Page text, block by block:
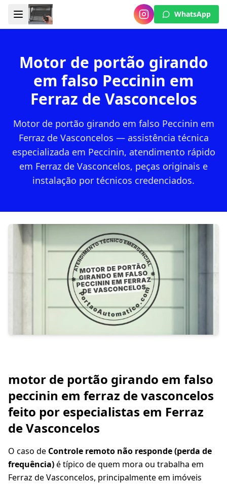
WhatsApp
Motor de portão girando
em falso Peccinin em
Ferraz de Vasconcelos
Motor de portão girando em falso Peccinin em
Ferraz de Vasconcelos — assistência técnica
especializada em Peccinin, atendimento rápido
em Ferraz de Vasconcelos, peças originais e
instalação por técnicos credenciados.
motor de portão girando em falso
peccinin em ferraz de vasconcelos
feito por especialistas em Ferraz
de Vasconcelos
O caso de Controle remoto não responde (perda de
frequência)é típico de quem mora ou trabalha em
Ferraz de Vasconcelos, principalmente em imóveis